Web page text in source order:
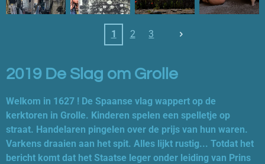
1 2 3
2019 De Slag om Grolle
Welkom in 1627 ! De Spaanse vlag wappert op de
kerktoren in Grolle. Kinderen spelen een spelletje op
straat. Handelaren pingelen over de prijs van hun waren.
Varkens draaien aan het spit. Alles lijkt rustig... Totdat het
bericht komt dat het Staatse leger onder leiding van Prins